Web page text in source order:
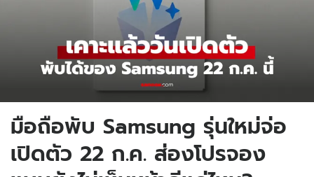
มือถือพับ Samsung รุ่นใหม่จ่อ
เปิดตัว 22 ก.ค. ส่องโปรจอง